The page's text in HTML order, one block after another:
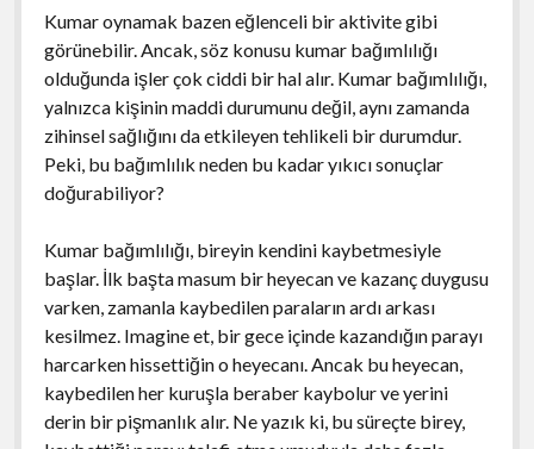
Kumar oynamak bazen eğlenceli bir aktivite gibi
görünebilir. Ancak, söz konusu kumar bağımlılığı
olduğunda işler çok ciddi bir hal alır. Kumar bağımlılığı,
yalnızca kişinin maddi durumunu değil, aynı zamanda
zihinsel sağlığını da etkileyen tehlikeli bir durumdur.
Peki, bu bağımlılık neden bu kadar yıkıcı sonuçlar
doğurabiliyor?
Kumar bağımlılığı, bireyin kendini kaybetmesiyle
başlar. İlk başta masum bir heyecan ve kazanç duygusu
varken, zamanla kaybedilen paraların ardı arkası
kesilmez. Imagine et, bir gece içinde kazandığın parayı
harcarken hissettiğin o heyecanı. Ancak bu heyecan,
kaybedilen her kuruşla beraber kaybolur ve yerini
derin bir pişmanlık alır. Ne yazık ki, bu süreçte birey,